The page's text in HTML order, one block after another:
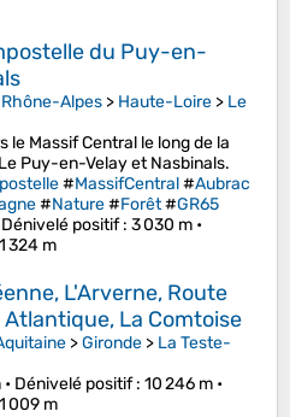
du Puy-en-
Alpes > Haute-Loire > Le
le Massif Central le long de la
Puy-en-Velay et Nasbinals.
#MassifCentral#Aubrac
#Nature#Forêt#GR65
Dénivelé positif: 3 030 m •
324 m
L'Arverne, Route
La Comtoise
>Gironde > La Teste-
Dénivelé positif: 10 246 m •
009 m